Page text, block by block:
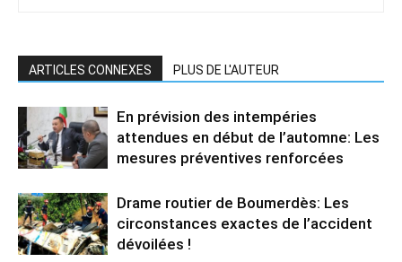
ARTICLES CONNEXES PLUS DE L'AUTEUR
En prévision des intempéries
attendues en début de l’automne: Les
mesures préventives renforcées
Drame routier de Boumerdès: Les
circonstances exactes de l’accident
dévoilées !